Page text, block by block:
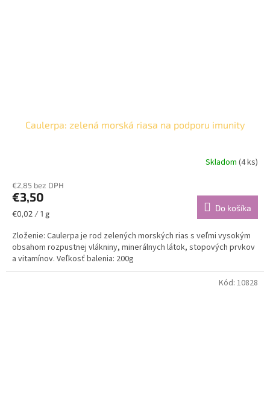
Caulerpa: zelená morská riasa na podporu imunity
Skladom (4 ks)
€2,85 bez DPH
€3,50
Jednotková
€0,02 / 1 g
Do košíka
Zloženie: Caulerpa je rod zelených morských rias s veľmi vysokým
obsahom rozpustnej vlákniny, minerálnych látok, stopových prvkov
a vitamínov. Veľkosť balenia: 200g
Kód: 10828